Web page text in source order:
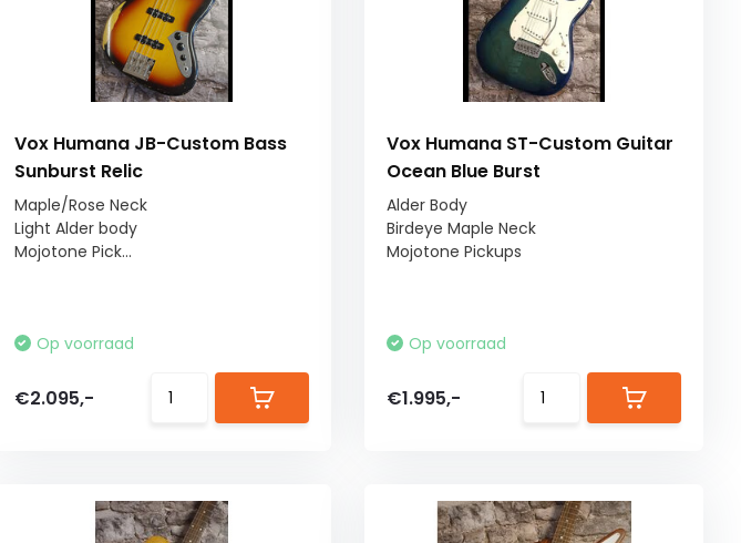
Vox Humana JB-Custom Bass
Sunburst Relic
Maple/Rose Neck
Light Alder body
Mojotone Pick...
Op voorraad
€2.095,-
Vox Humana ST-Custom Guitar
Ocean Blue Burst
Alder Body
Birdeye Maple Neck
Mojotone Pickups
Op voorraad
€1.995,-